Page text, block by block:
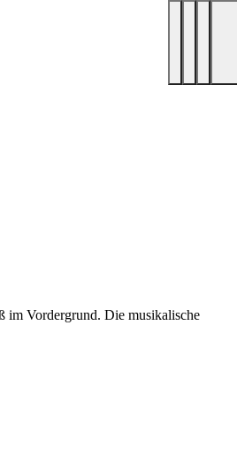
im Vordergrund. Die musikalische